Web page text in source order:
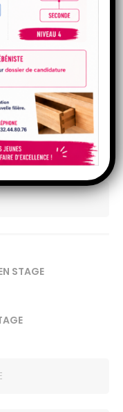
» contenant tous les
STAGE